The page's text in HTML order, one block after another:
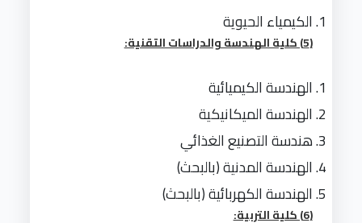
الكيمياء الحيوية
(5) كلية الهندسة والدراسات التقنية:
الهندسة الكيميائية
الهندسة الميكانيكية
هندسة التصنيع الغذائي
الهندسة المدنية (بالبحث)
الهندسة الكهربائية (بالبحث)
(6) كلية التربية: